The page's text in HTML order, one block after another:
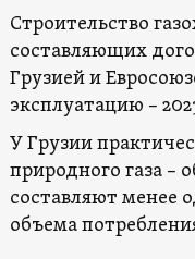
Строительство
составляющих
Грузией и
эксплуатацию –
У Грузии
природного газа –
составляют менее
объема